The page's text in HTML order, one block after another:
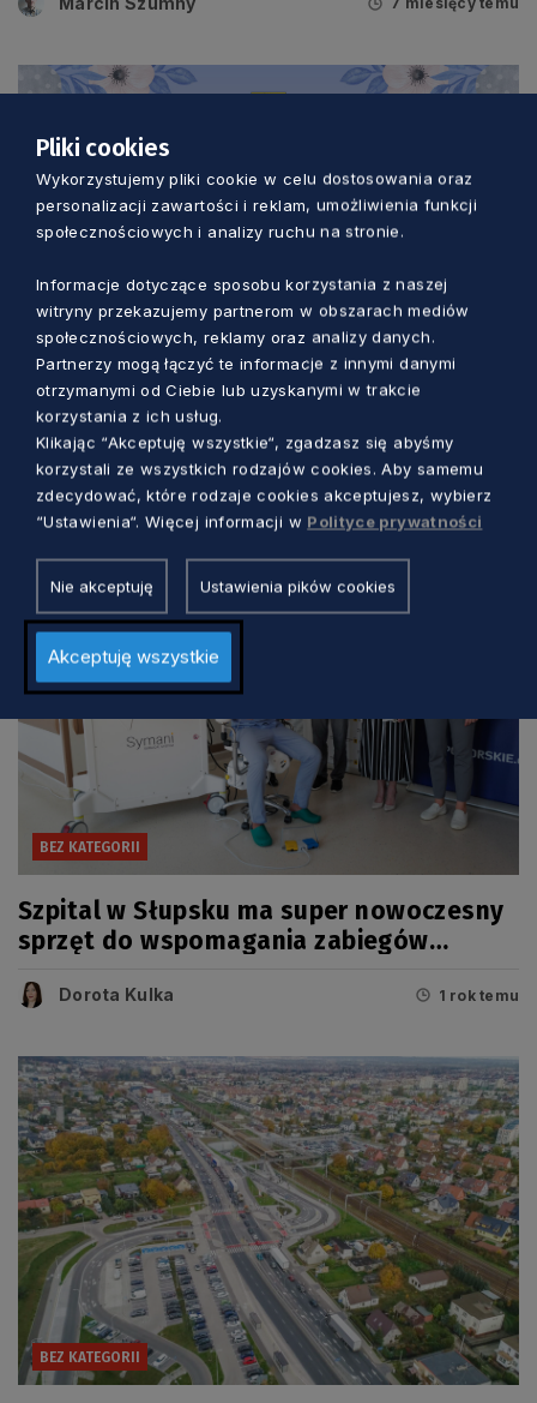
BEZ KATEGORII
Życzenia świąteczne – Wielkanoc 2025
Redakcja
BEZ KATEGORII
Szpital w Słupsku ma super nowoczesny
sprzęt do wspomagania zabiegów
Dorota Kulka 1 rok temu
BEZ KATEGORII
Pliki cookies
Wykorzystujemy pliki cookie w celu dostosowania oraz
personalizacji zawartości i reklam, umożliwienia funkcji
społecznościowych i analizy ruchu na stronie.
Informacje dotyczące sposobu korzystania z naszej
witryny przekazujemy partnerom w obszarach mediów
społecznościowych, reklamy oraz analizy danych.
Partnerzy mogą łączyć te informacje z innymi danymi
otrzymanymi od Ciebie lub uzyskanymi w trakcie
korzystania z ich usług.
Klikając “Akceptuję wszystkie“, zgadzasz się abyśmy
korzystali ze wszystkich rodzajów cookies. Aby samemu
zdecydować, które rodzaje cookies akceptujesz, wybierz
“Ustawienia“. Więcej informacji w Polityce prywatności
Nie akceptuję Ustawienia pików cookies
Akceptuję wszystkie